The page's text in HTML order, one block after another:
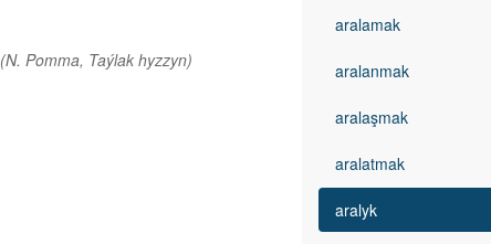
(N. Pomma, Taýlak hyzzyn)
aralamak
aralanmak
aralaşmak
aralatmak
aralyk